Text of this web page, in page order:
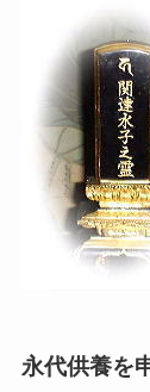
永代供養を